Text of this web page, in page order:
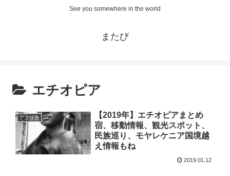
See you somewhere in the world
またび
エチオピア
アフリカ
【2019年】エチオピアまとめ
宿、移動情報、観光スポット、
民族巡り、モヤレケニア国境越
え情報もね
2019.01.12